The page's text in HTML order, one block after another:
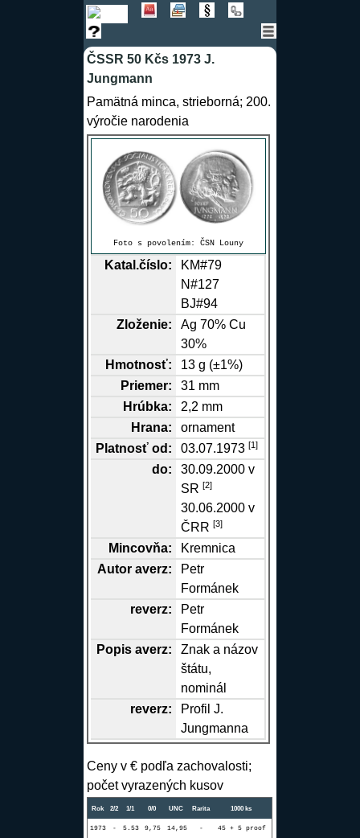
ČSSR 50 Kčs 1973 J.
Jungmann
Pamätná minca, strieborná; 200.
výročie narodenia
Foto s povolením: ČSN Louny
Katal.číslo:
KM#79
N#127
BJ#94
Zloženie:
Ag 70%Cu
30%
Hmotnosť:
13 g (±1%)
Priemer:
31 mm
Hrúbka:
2,2 mm
Hrana:
ornament
Platnosť od:
03.07.1973[1]
do:
30.09.2000 v
SR[2]
30.06.2000 v
ČRR[3]
Mincovňa:
Kremnica
Autor averz:
Petr
Formánek
reverz:
Petr
Formánek
Popis averz:
Znak a názov
štátu,
nominál
reverz:
Profil J.
Jungmanna
Ceny v € podľa zachovalosti;
počet vyrazených kusov
Rok 2/2 1/1 0/0 UNC Rarita 1000 ks
1973 - 5.53 9,75 14,95 - 45 + 5 proof